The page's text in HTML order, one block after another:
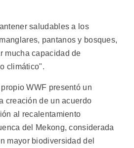
saludables a los
pantanos y bosques,
mucha capacidad de
climático".
WWF presentó un
creación de un acuerdo
al recalentamiento
del Mekong, considerada
mayor biodiversidad del